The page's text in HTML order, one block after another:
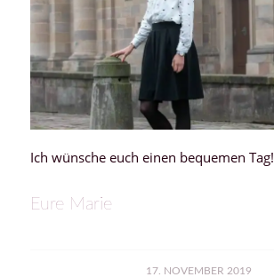
Ich wünsche euch einen bequemen Tag!
Eure Marie
17. NOVEMBER 2019